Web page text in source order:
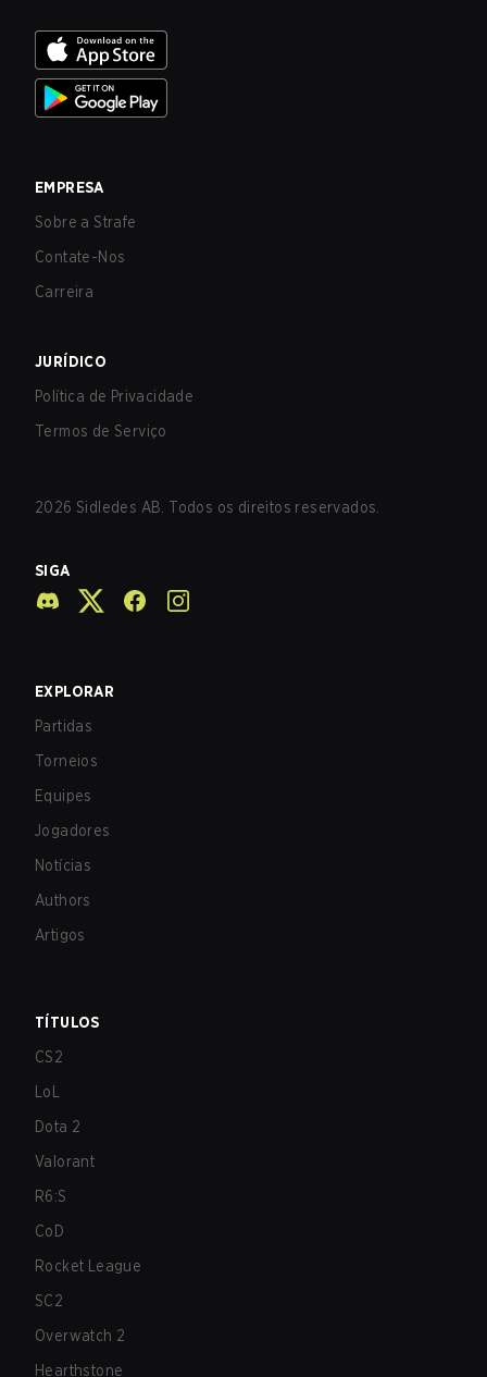
EMPRESA
Sobre a Strafe
Contate-Nos
Carreira
JURÍDICO
Política de Privacidade
Termos de Serviço
2026 Sidledes AB. Todos os direitos reservados.
SIGA
EXPLORAR
Partidas
Torneios
Equipes
Jogadores
Notícias
Authors
Artigos
TÍTULOS
CS2
LoL
Dota 2
Valorant
R6:S
CoD
Rocket League
SC2
Overwatch 2
Hearthstone